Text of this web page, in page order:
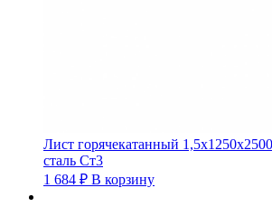
Лист горячекатанный
сталь Ст3
1 684 ₽ В корзину